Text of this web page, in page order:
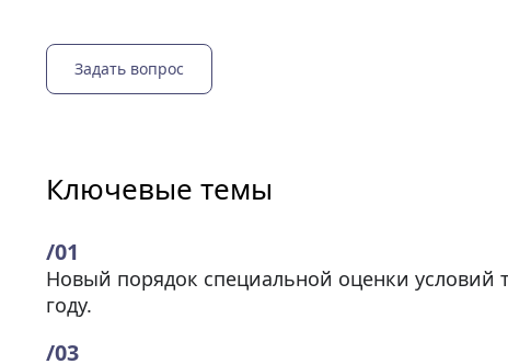
Задать вопрос
Ключевые темы
Новый порядок специальной оценки условий
году.